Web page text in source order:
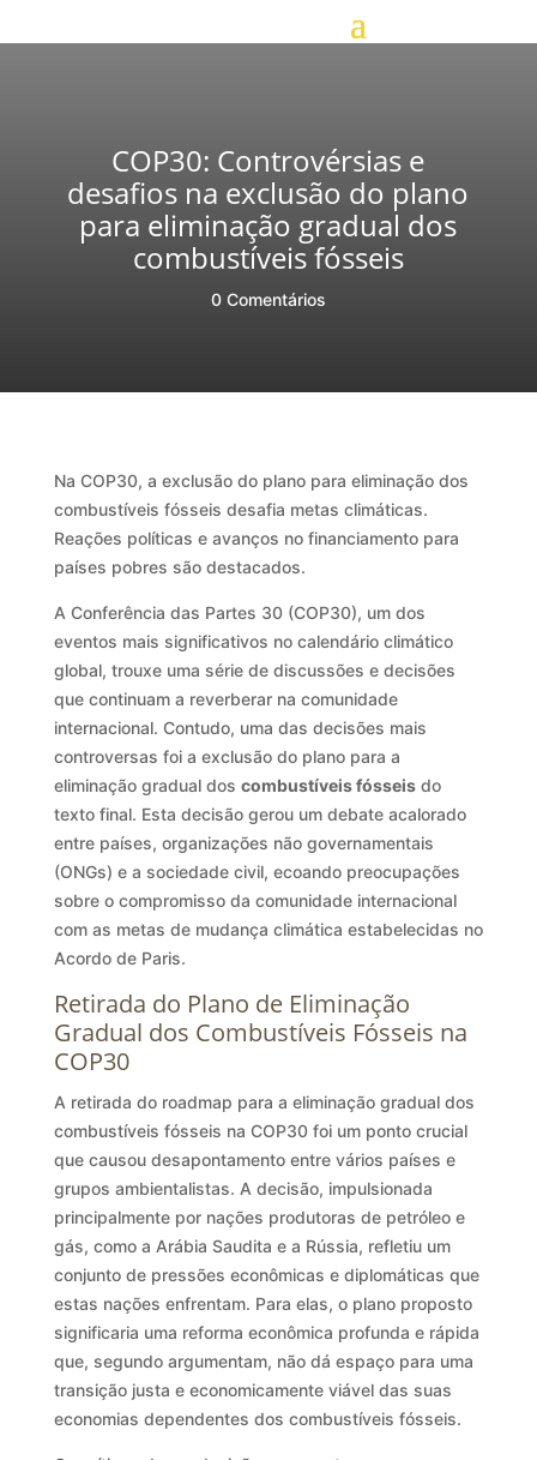
COP30: Controvérsias e
desafios na exclusão do plano
para eliminação gradual dos
combustíveis fósseis
0 Comentários
Na COP30, a exclusão do plano para eliminação dos
combustíveis fósseis desafia metas climáticas.
Reações políticas e avanços no financiamento para
países pobres são destacados.
A Conferência das Partes 30 (COP30), um dos
eventos mais significativos no calendário climático
global, trouxe uma série de discussões e decisões
que continuam a reverberar na comunidade
internacional. Contudo, uma das decisões mais
controversas foi a exclusão do plano para a
eliminação gradual dos combustíveis fósseisdo
texto final. Esta decisão gerou um debate acalorado
entre países, organizações não governamentais
(ONGs) e a sociedade civil, ecoando preocupações
sobre o compromisso da comunidade internacional
com as metas de mudança climática estabelecidas no
Acordo de Paris.
Retirada do Plano de Eliminação
Gradual dos Combustíveis Fósseis na
COP30
A retirada do roadmap para a eliminação gradual dos
combustíveis fósseis na COP30 foi um ponto crucial
que causou desapontamento entre vários países e
grupos ambientalistas. A decisão, impulsionada
principalmente por nações produtoras de petróleo e
gás, como a Arábia Saudita e a Rússia, refletiu um
conjunto de pressões econômicas e diplomáticas que
estas nações enfrentam. Para elas, o plano proposto
significaria uma reforma econômica profunda e rápida
que, segundo argumentam, não dá espaço para uma
transição justa e economicamente viável das suas
economias dependentes dos combustíveis fósseis.